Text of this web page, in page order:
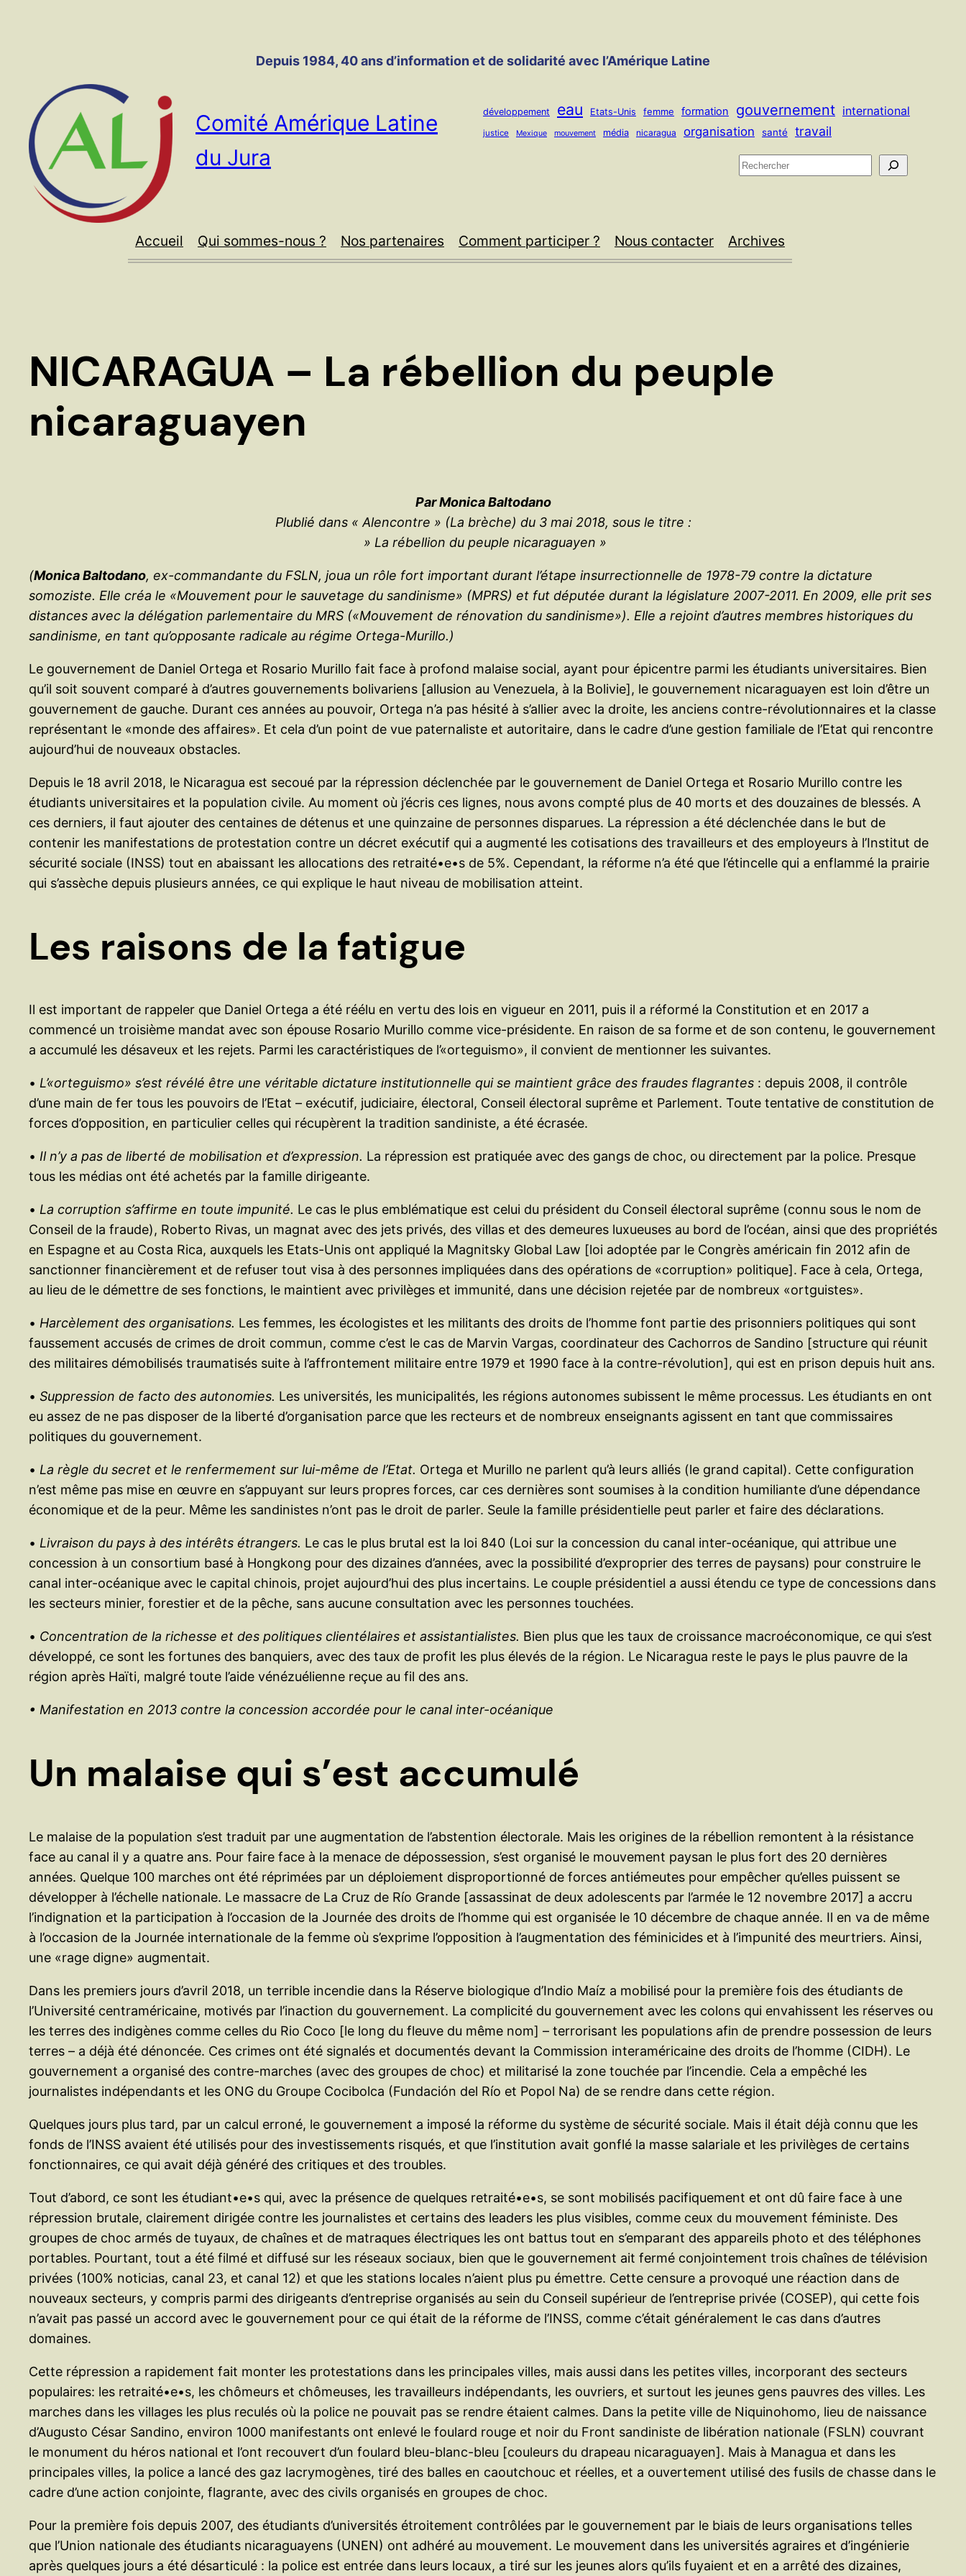
Depuis 1984, 40 ans d’information et de solidarité avec l’Amérique Latine
Comité Amérique Latine
du Jura
développement eau Etats-Unis femme formation gouvernement international
justice Mexique mouvement média nicaragua organisation santé travail
R
e
r
Accueil Qui sommes-nous ? Nos partenaires Comment participer ? Nous contacter Archives
NICARAGUA – La rébellion du peuple
nicaraguayen
Par Monica Baltodano
Plublié dans « Alencontre » (La brèche) du 3 mai 2018, sous le titre :
» La rébellion du peuple nicaraguayen »
(Monica Baltodano, ex-commandante du FSLN, joua un rôle fort important durant l’étape insurrectionnelle de 1978-79 contre la dictature
somoziste. Elle créa le «Mouvement pour le sauvetage du sandinisme» (MPRS) et fut députée durant la législature 2007-2011. En 2009, elle prit ses
distances avec la délégation parlementaire du MRS («Mouvement de rénovation du sandinisme»). Elle a rejoint d’autres membres historiques du
sandinisme, en tant qu’opposante radicale au régime Ortega-Murillo.)
Le gouvernement de Daniel Ortega et Rosario Murillo fait face à profond malaise social, ayant pour épicentre parmi les étudiants universitaires. Bien
qu’il soit souvent comparé à d’autres gouvernements bolivariens [allusion au Venezuela, à la Bolivie], le gouvernement nicaraguayen est loin d’être un
gouvernement de gauche. Durant ces années au pouvoir, Ortega n’a pas hésité à s’allier avec la droite, les anciens contre-révolutionnaires et la classe
représentant le «monde des affaires». Et cela d’un point de vue paternaliste et autoritaire, dans le cadre d’une gestion familiale de l’Etat qui rencontre
aujourd’hui de nouveaux obstacles.
Depuis le 18 avril 2018, le Nicaragua est secoué par la répression déclenchée par le gouvernement de Daniel Ortega et Rosario Murillo contre les
étudiants universitaires et la population civile. Au moment où j’écris ces lignes, nous avons compté plus de 40 morts et des douzaines de blessés. A
ces derniers, il faut ajouter des centaines de détenus et une quinzaine de personnes disparues. La répression a été déclenchée dans le but de
contenir les manifestations de protestation contre un décret exécutif qui a augmenté les cotisations des travailleurs et des employeurs à l’Institut de
sécurité sociale (INSS) tout en abaissant les allocations des retraité•e•s de 5%. Cependant, la réforme n’a été que l’étincelle qui a enflammé la prairie
qui s’assèche depuis plusieurs années, ce qui explique le haut niveau de mobilisation atteint.
Les raisons de la fatigue
Il est important de rappeler que Daniel Ortega a été réélu en vertu des lois en vigueur en 2011, puis il a réformé la Constitution et en 2017 a
commencé un troisième mandat avec son épouse Rosario Murillo comme vice-présidente. En raison de sa forme et de son contenu, le gouvernement
a accumulé les désaveux et les rejets. Parmi les caractéristiques de l’«orteguismo», il convient de mentionner les suivantes.
• L’«orteguismo» s’est révélé être une véritable dictature institutionnelle qui se maintient grâce des fraudes flagrantes : depuis 2008, il contrôle
d’une main de fer tous les pouvoirs de l’Etat – exécutif, judiciaire, électoral, Conseil électoral suprême et Parlement. Toute tentative de constitution de
forces d’opposition, en particulier celles qui récupèrent la tradition sandiniste, a été écrasée.
• Il n’y a pas de liberté de mobilisation et d’expression. La répression est pratiquée avec des gangs de choc, ou directement par la police. Presque
tous les médias ont été achetés par la famille dirigeante.
• La corruption s’affirme en toute impunité. Le cas le plus emblématique est celui du président du Conseil électoral suprême (connu sous le nom de
Conseil de la fraude), Roberto Rivas, un magnat avec des jets privés, des villas et des demeures luxueuses au bord de l’océan, ainsi que des propriétés
en Espagne et au Costa Rica, auxquels les Etats-Unis ont appliqué la Magnitsky Global Law [loi adoptée par le Congrès américain fin 2012 afin de
sanctionner financièrement et de refuser tout visa à des personnes impliquées dans des opérations de «corruption» politique]. Face à cela, Ortega,
au lieu de le démettre de ses fonctions, le maintient avec privilèges et immunité, dans une décision rejetée par de nombreux «ortguistes».
• Harcèlement des organisations. Les femmes, les écologistes et les militants des droits de l’homme font partie des prisonniers politiques qui sont
faussement accusés de crimes de droit commun, comme c’est le cas de Marvin Vargas, coordinateur des Cachorros de Sandino [structure qui réunit
des militaires démobilisés traumatisés suite à l’affrontement militaire entre 1979 et 1990 face à la contre-révolution], qui est en prison depuis huit ans.
• Suppression de facto des autonomies. Les universités, les municipalités, les régions autonomes subissent le même processus. Les étudiants en ont
eu assez de ne pas disposer de la liberté d’organisation parce que les recteurs et de nombreux enseignants agissent en tant que commissaires
politiques du gouvernement.
• La règle du secret et le renfermement sur lui-même de l’Etat. Ortega et Murillo ne parlent qu’à leurs alliés (le grand capital). Cette configuration
n’est même pas mise en œuvre en s’appuyant sur leurs propres forces, car ces dernières sont soumises à la condition humiliante d’une dépendance
économique et de la peur. Même les sandinistes n’ont pas le droit de parler. Seule la famille présidentielle peut parler et faire des déclarations.
• Livraison du pays à des intérêts étrangers. Le cas le plus brutal est la loi 840 (Loi sur la concession du canal inter-océanique, qui attribue une
concession à un consortium basé à Hongkong pour des dizaines d’années, avec la possibilité d’exproprier des terres de paysans) pour construire le
canal inter-océanique avec le capital chinois, projet aujourd’hui des plus incertains. Le couple présidentiel a aussi étendu ce type de concessions dans
les secteurs minier, forestier et de la pêche, sans aucune consultation avec les personnes touchées.
• Concentration de la richesse et des politiques clientélaires et assistantialistes. Bien plus que les taux de croissance macroéconomique, ce qui s’est
développé, ce sont les fortunes des banquiers, avec des taux de profit les plus élevés de la région. Le Nicaragua reste le pays le plus pauvre de la
région après Haïti, malgré toute l’aide vénézuélienne reçue au fil des ans.
• Manifestation en 2013 contre la concession accordée pour le canal inter-océanique
Un malaise qui s’est accumulé
Le malaise de la population s’est traduit par une augmentation de l’abstention électorale. Mais les origines de la rébellion remontent à la résistance
face au canal il y a quatre ans. Pour faire face à la menace de dépossession, s’est organisé le mouvement paysan le plus fort des 20 dernières
années. Quelque 100 marches ont été réprimées par un déploiement disproportionné de forces antiémeutes pour empêcher qu’elles puissent se
développer à l’échelle nationale. Le massacre de La Cruz de Río Grande [assassinat de deux adolescents par l’armée le 12 novembre 2017] a accru
l’indignation et la participation à l’occasion de la Journée des droits de l’homme qui est organisée le 10 décembre de chaque année. Il en va de même
à l’occasion de la Journée internationale de la femme où s’exprime l’opposition à l’augmentation des féminicides et à l’impunité des meurtriers. Ainsi,
une «rage digne» augmentait.
Dans les premiers jours d’avril 2018, un terrible incendie dans la Réserve biologique d’Indio Maíz a mobilisé pour la première fois des étudiants de
l’Université centraméricaine, motivés par l’inaction du gouvernement. La complicité du gouvernement avec les colons qui envahissent les réserves ou
les terres des indigènes comme celles du Rio Coco [le long du fleuve du même nom] – terrorisant les populations afin de prendre possession de leurs
terres – a déjà été dénoncée. Ces crimes ont été signalés et documentés devant la Commission interaméricaine des droits de l’homme (CIDH). Le
gouvernement a organisé des contre-marches (avec des groupes de choc) et militarisé la zone touchée par l’incendie. Cela a empêché les
journalistes indépendants et les ONG du Groupe Cocibolca (Fundación del Río et Popol Na) de se rendre dans cette région.
Quelques jours plus tard, par un calcul erroné, le gouvernement a imposé la réforme du système de sécurité sociale. Mais il était déjà connu que les
fonds de l’INSS avaient été utilisés pour des investissements risqués, et que l’institution avait gonflé la masse salariale et les privilèges de certains
fonctionnaires, ce qui avait déjà généré des critiques et des troubles.
Tout d’abord, ce sont les étudiant•e•s qui, avec la présence de quelques retraité•e•s, se sont mobilisés pacifiquement et ont dû faire face à une
répression brutale, clairement dirigée contre les journalistes et certains des leaders les plus visibles, comme ceux du mouvement féministe. Des
groupes de choc armés de tuyaux, de chaînes et de matraques électriques les ont battus tout en s’emparant des appareils photo et des téléphones
portables. Pourtant, tout a été filmé et diffusé sur les réseaux sociaux, bien que le gouvernement ait fermé conjointement trois chaînes de télévision
privées (100% noticias, canal 23, et canal 12) et que les stations locales n’aient plus pu émettre. Cette censure a provoqué une réaction dans de
nouveaux secteurs, y compris parmi des dirigeants d’entreprise organisés au sein du Conseil supérieur de l’entreprise privée (COSEP), qui cette fois
n’avait pas passé un accord avec le gouvernement pour ce qui était de la réforme de l’INSS, comme c’était généralement le cas dans d’autres
domaines.
Cette répression a rapidement fait monter les protestations dans les principales villes, mais aussi dans les petites villes, incorporant des secteurs
populaires: les retraité•e•s, les chômeurs et chômeuses, les travailleurs indépendants, les ouvriers, et surtout les jeunes gens pauvres des villes. Les
marches dans les villages les plus reculés où la police ne pouvait pas se rendre étaient calmes. Dans la petite ville de Niquinohomo, lieu de naissance
d’Augusto César Sandino, environ 1000 manifestants ont enlevé le foulard rouge et noir du Front sandiniste de libération nationale (FSLN) couvrant
le monument du héros national et l’ont recouvert d’un foulard bleu-blanc-bleu [couleurs du drapeau nicaraguayen]. Mais à Managua et dans les
principales villes, la police a lancé des gaz lacrymogènes, tiré des balles en caoutchouc et réelles, et a ouvertement utilisé des fusils de chasse dans le
cadre d’une action conjointe, flagrante, avec des civils organisés en groupes de choc.
Pour la première fois depuis 2007, des étudiants d’universités étroitement contrôlées par le gouvernement par le biais de leurs organisations telles
que l’Union nationale des étudiants nicaraguayens (UNEN) ont adhéré au mouvement. Le mouvement dans les universités agraires et d’ingénierie
après quelques jours a été désarticulé : la police est entrée dans leurs locaux, a tiré sur les jeunes alors qu’ils fuyaient et en a arrêté des dizaines,